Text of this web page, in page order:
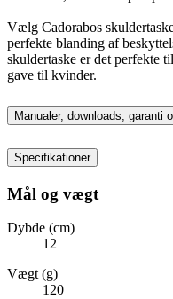
Vælg Cadorabos
perfekte blanding af
skuldertaske er det perfekte
gave til kvinder.
Manualer, downloads, garanti
Specifikationer
Mål og vægt
Dybde (cm)
12
Vægt (g)
120